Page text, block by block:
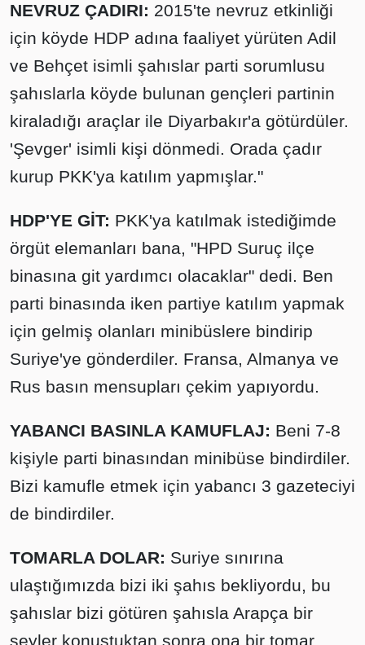
NEVRUZ ÇADIRI: 2015'te nevruz etkinliği
için köyde HDP adına faaliyet yürüten Adil
ve Behçet isimli şahıslar parti sorumlusu
şahıslarla köyde bulunan gençleri partinin
kiraladığı araçlar ile Diyarbakır'a götürdüler.
'Şevger' isimli kişi dönmedi. Orada çadır
kurup PKK'ya katılım yapmışlar."
HDP'YE GİT: PKK'ya katılmak istediğimde
örgüt elemanları bana, "HPD Suruç ilçe
binasına git yardımcı olacaklar" dedi. Ben
parti binasında iken partiye katılım yapmak
için gelmiş olanları minibüslere bindirip
Suriye'ye gönderdiler. Fransa, Almanya ve
Rus basın mensupları çekim yapıyordu.
YABANCI BASINLA KAMUFLAJ: Beni 7-8
kişiyle parti binasından minibüse bindirdiler.
Bizi kamufle etmek için yabancı 3 gazeteciyi
de bindirdiler.
TOMARLA DOLAR: Suriye sınırına
ulaştığımızda bizi iki şahıs bekliyordu, bu
şahıslar bizi götüren şahısla Arapça bir
şeyler konuştuktan sonra ona bir tomar